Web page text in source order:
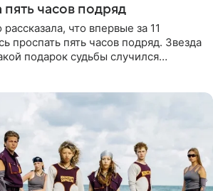
пять часов подряд
что впервые за 11
проспать пять часов подряд. Звезда
подарок судьбы случился